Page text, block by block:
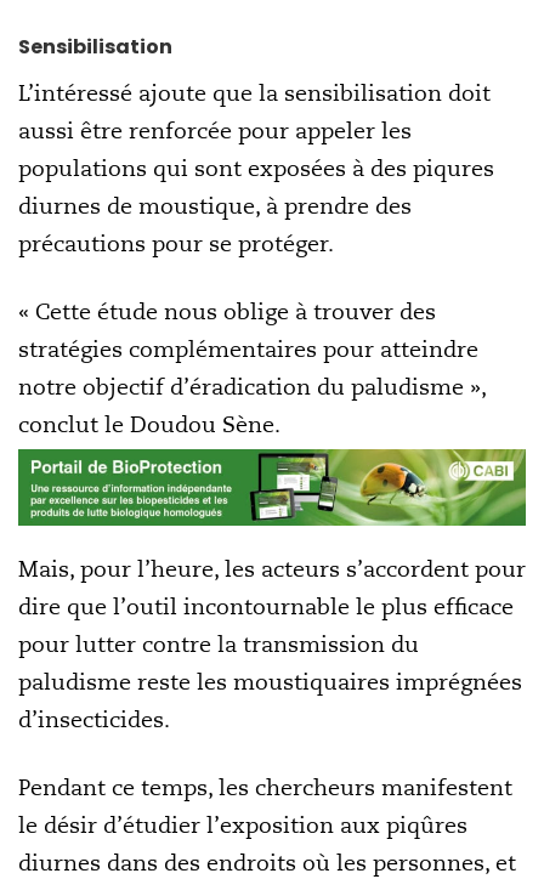
Sensibilisation
L’intéressé ajoute que la sensibilisation doit
aussi être renforcée pour appeler les
populations qui sont exposées à des piqures
diurnes de moustique, à prendre des
précautions pour se protéger.
« Cette étude nous oblige à trouver des
stratégies complémentaires pour atteindre
notre objectif d’éradication du paludisme »,
conclut le Doudou Sène.
Mais, pour l’heure, les acteurs s’accordent pour
dire que l’outil incontournable le plus efficace
pour lutter contre la transmission du
paludisme reste les moustiquaires imprégnées
d’insecticides.
Pendant ce temps, les chercheurs manifestent
le désir d’étudier l’exposition aux piqûres
diurnes dans des endroits où les personnes, et